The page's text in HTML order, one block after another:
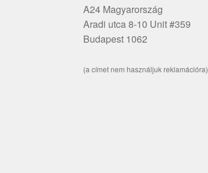
A24 Magyarország
Aradi utca 8-10 Unit #359
Budapest 1062
(a címet nem használjuk reklamációra)